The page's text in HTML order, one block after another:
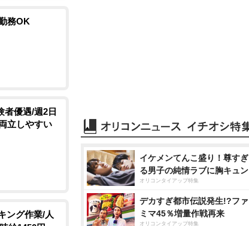
務OK
者優遇/週2日
立しやすい
ング作業/人
イケメンてんこ盛り！尊すぎ
る男子の純情ラブに胸キュン
オリコンタイアップ特集
デカすぎ都市伝説発生!?ファ
ミマ45％増量作戦再来
オリコンタイアップ特集